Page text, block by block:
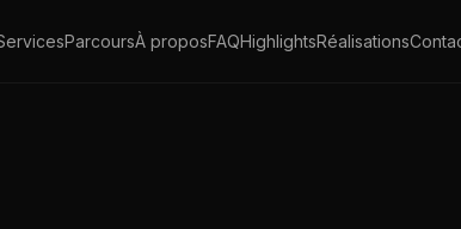
ParcoursÀ proposFAQHighlightsRéalisations